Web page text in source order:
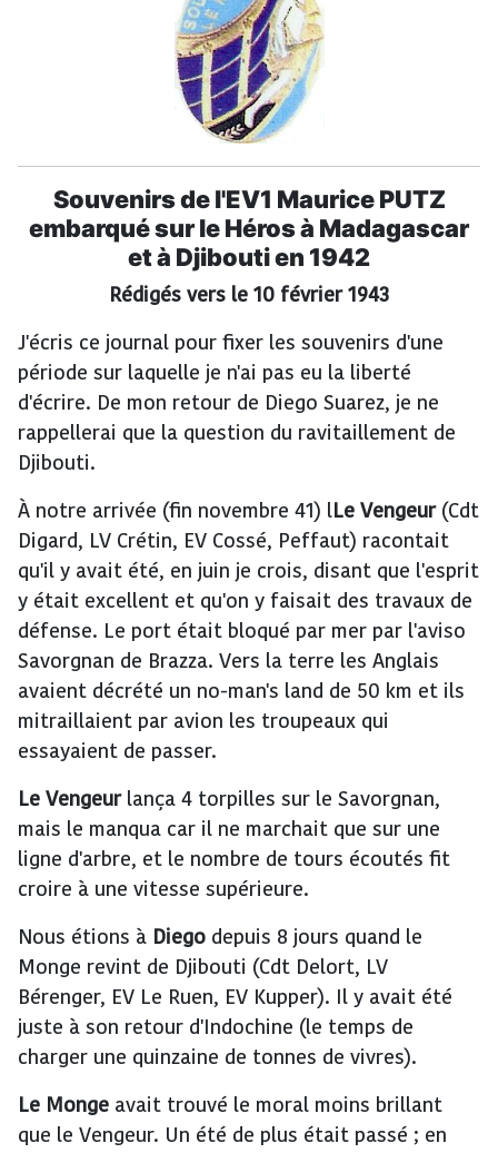
Souvenirs de l'EV1 Maurice PUTZ
embarqué sur le Héros à Madagascar
et à Djibouti en 1942
Rédigés vers le 10 février 1943
J'écris ce journal pour fixer les souvenirs d'une
période sur laquelle je n'ai pas eu la liberté
d'écrire. De mon retour de Diego Suarez, je ne
rappellerai que la question du ravitaillement de
Djibouti.
À notre arrivée (fin novembre 41) lLe Vengeur(Cdt
Digard, LV Crétin, EV Cossé, Peffaut) racontait
qu'il y avait été, en juin je crois, disant que l'esprit
y était excellent et qu'on y faisait des travaux de
défense. Le port était bloqué par mer par l'aviso
Savorgnan de Brazza. Vers la terre les Anglais
avaient décrété un no-man's land de 50 km et ils
mitraillaient par avion les troupeaux qui
essayaient de passer.
Le Vengeurlança 4 torpilles sur le Savorgnan,
mais le manqua car il ne marchait que sur une
ligne d'arbre, et le nombre de tours écoutés fit
croire à une vitesse supérieure.
Nous étions à Diego depuis 8 jours quand le
Monge revint de Djibouti (Cdt Delort, LV
Bérenger, EV Le Ruen, EV Kupper). Il y avait été
juste à son retour d'Indochine (le temps de
charger une quinzaine de tonnes de vivres).
Le Monge avait trouvé le moral moins brillant
que le Vengeur. Un été de plus était passé ; en